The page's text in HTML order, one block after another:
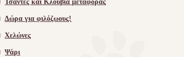
Τσάντες και Κλουβιά μεταφοράς
Δώρα για φιλόζωους!
Χελώνες
Ψάρι